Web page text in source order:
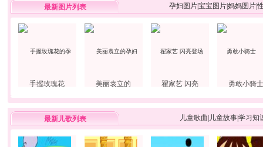
最新图片列表 孕妇图片宝宝图片妈妈图片
手握玫瑰花 美丽袁立的 翟家艺 闪亮 勇敢小骑士
最新儿歌列表 儿童歌曲 儿童故事学习知